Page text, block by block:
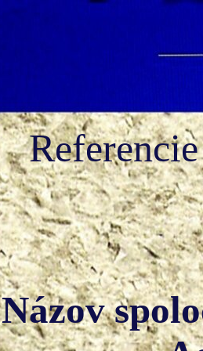
Referencie
Názov